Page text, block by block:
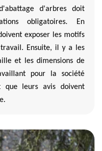
d'arbres doit
obligatoires. En
exposer les motifs
Ensuite, il y a les
et les dimensions de
pour la société
que leurs avis doivent